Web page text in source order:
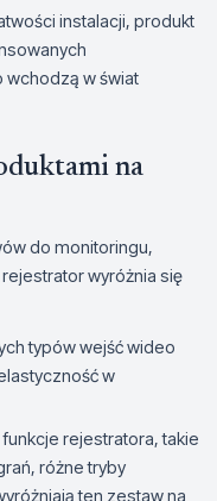
instalacji, produkt
wchodzą w świat
na
do monitoringu,
wyróżnia się
typów wejść wideo
w
rejestratora, takie
różne tryby
ten zestaw na